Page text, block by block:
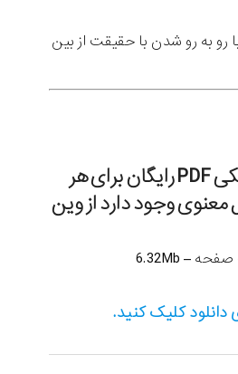
رو به رو شدن با حقیقت از بین
کتاب الکترونیکی PDF رایگان برای هر
وجود دارد از وین
دانلود کلیک کنید.